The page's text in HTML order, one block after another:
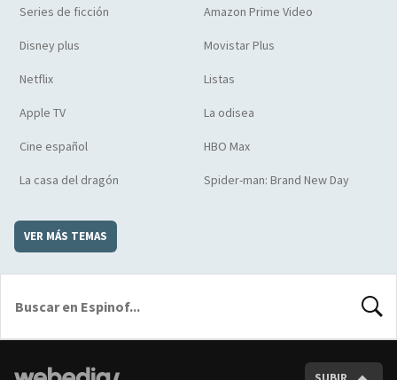
Series de ficción Amazon Prime Video
Disney plus Movistar Plus
Netflix Listas
Apple TV La odisea
Cine español HBO Max
La casa del dragón Spider-man: Brand New Day
VER MÁS TEMAS